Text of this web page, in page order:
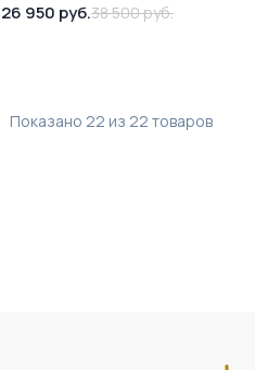
26 950 руб.38 500 руб.
Показано 22 из 22 товаров